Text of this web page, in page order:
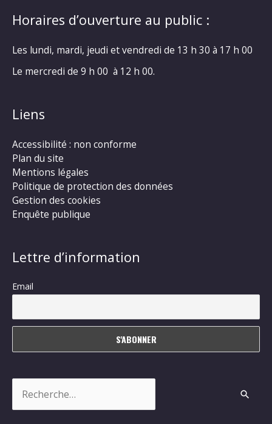
Horaires d’ouverture au public :
Les lundi, mardi, jeudi et vendredi de 13 h 30 à 17 h 00
Le mercredi de 9 h 00 à 12 h 00.
Liens
Accessibilité : non conforme
Plan du site
Mentions légales
Politique de protection des données
Gestion des cookies
Enquête publique
Lettre d’information
Email